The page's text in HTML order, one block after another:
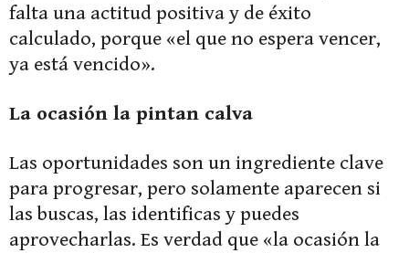
falta una actitud positiva y de éxito
calculado, porque «el que no espera vencer,
ya está vencido».
La ocasión la pintan calva
Las oportunidades son un ingrediente clave
para progresar, pero solamente aparecen si
las buscas, las identificas y puedes
aprovecharlas. Es verdad que «la ocasión la